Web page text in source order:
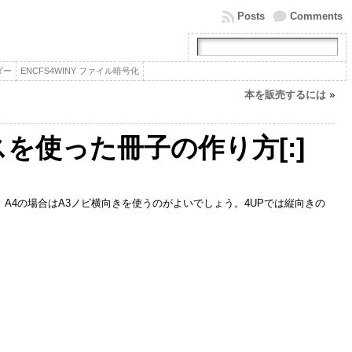
Comments
Posts
ー ENCFS4WINY ファイル暗号化
本を販売するには»
使った冊子の作り方[:]
の場合はA3ノビ横向きを使うのがよいでしょう。4UPでは縦向きの